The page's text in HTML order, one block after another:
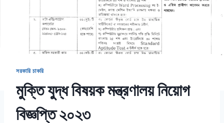
সরকারি চাকরি
মুক্তি যুদ্ধ বিষয়ক মন্ত্রণালয় নিয়োগ
বিজ্ঞপ্তি ২০২৩